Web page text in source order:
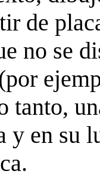
de
no se
tanto,
y en su